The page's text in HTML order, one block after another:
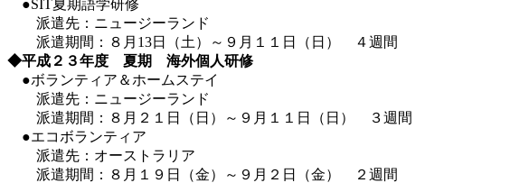
●SIT夏期語学研修
派遣先：ニュージーランド
派遣期間：８月13日（土）～９月１１日（日） ４週間
◆平成２３年度 夏期 海外個人研修
●ボランティア＆ホームステイ
派遣先：ニュージーランド
派遣期間：８月２１日（日）～９月１１日（日） ３週間
●エコボランティア
派遣先：オーストラリア
派遣期間：８月１９日（金）～９月２日（金） ２週間